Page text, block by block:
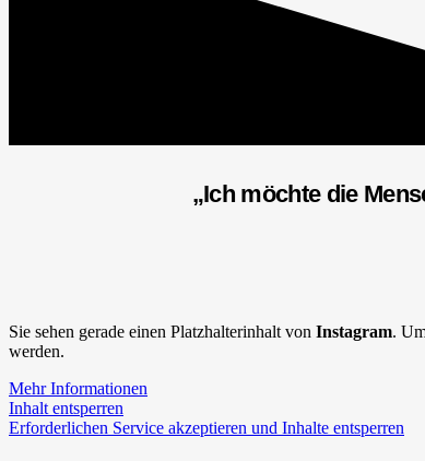
„Ich möchte die
Sie sehen gerade einen Platzhalterinhalt von Instagram.
werden.
Mehr Informationen
Inhalt entsperren
Erforderlichen Service akzeptieren und Inhalte entsperren